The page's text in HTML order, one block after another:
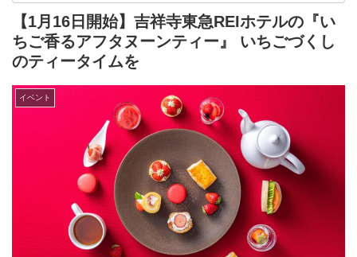
【1月16日開始】吉祥寺東急REIホテルの『い
ちご香るアフタヌーンティー』 いちごづくし
のティータイムを
イベント